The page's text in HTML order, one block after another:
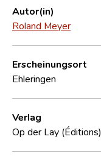
Kontakt
Autor(in)
Roland Meyer
Erscheinungsort
Ehleringen
Verlag
Op der Lay (Éditions)